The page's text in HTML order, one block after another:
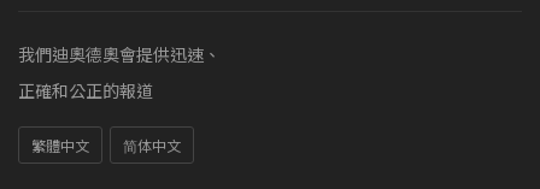
我們迪奧德奧會提供迅速、
正確和公正的報道
繁體中文 简体中文